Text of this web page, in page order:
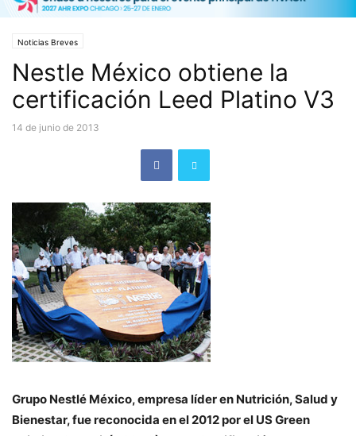
Noticias Breves
Nestle México obtiene la
certificación Leed Platino V3
14 de junio de 2013
Grupo Nestlé México, empresa líder en Nutrición, Salud y
Bienestar, fue reconocida en el 2012 por el US Green